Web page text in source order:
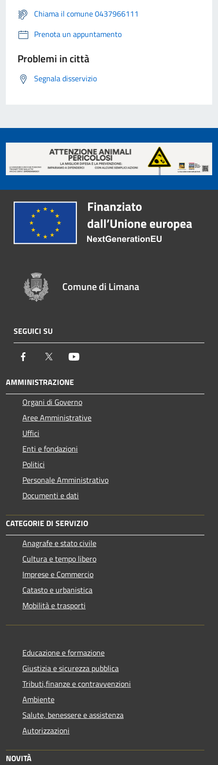
Chiama il comune 0437966111
Prenota un appuntamento
Problemi in città
Segnala disservizio
Comune di Limana
SEGUICI SU
Facebook Twitter
AMMINISTRAZIONE
Organi di Governo
Aree Amministrative
Uffici
Enti e fondazioni
Politici
Personale Amministrativo
Documenti e dati
CATEGORIE DI SERVIZIO
Anagrafe e stato civile
Cultura e tempo libero
Imprese e Commercio
Catasto e urbanistica
Mobilità e trasporti
Educazione e formazione
Giustizia e sicurezza pubblica
Tributi,finanze e contravvenzioni
Ambiente
Salute, benessere e assistenza
Autorizzazioni
NOVITÀ